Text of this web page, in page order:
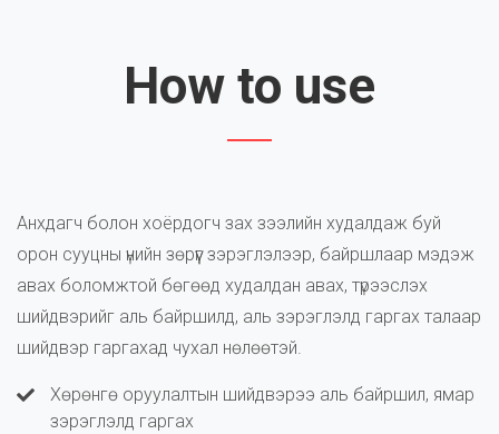
How to use
Анхдагч болон хоёрдогч зах зээлийн худалдаж буй
орон сууцны үнийн зөрүүг зэрэглэлээр, байршлаар мэдэж
авах боломжтой бөгөөд худалдан авах, түрээслэх
шийдвэрийг аль байршилд, аль зэрэглэлд гаргах талаар
шийдвэр гаргахад чухал нөлөөтэй.
Хөрөнгө оруулалтын шийдвэрээ аль байршил, ямар
зэрэглэлд гаргах